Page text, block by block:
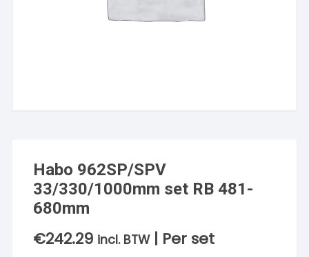
Habo 962SP/SPV
33/330/1000mm set RB 481-
680mm
€242.29 incl. BTW | Per set